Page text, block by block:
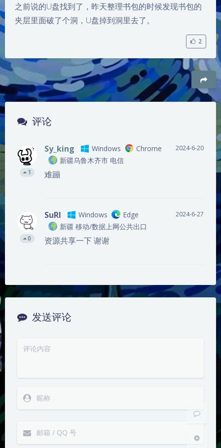
夜间模式
之前说的U盘找到了，昨天整理书包的时候发现书包的
夹层里面破了个洞，U盘掉到洞里去了。
2
豆
评论
1
Sy_king Windows
Chrome
新疆乌鲁木齐市 电信
2024-6-20
难蹦
0
SuRI Windows
Edge
新疆 移动/数据上网公共出口
2024-6-27
资源共享一下 谢谢
发送评论